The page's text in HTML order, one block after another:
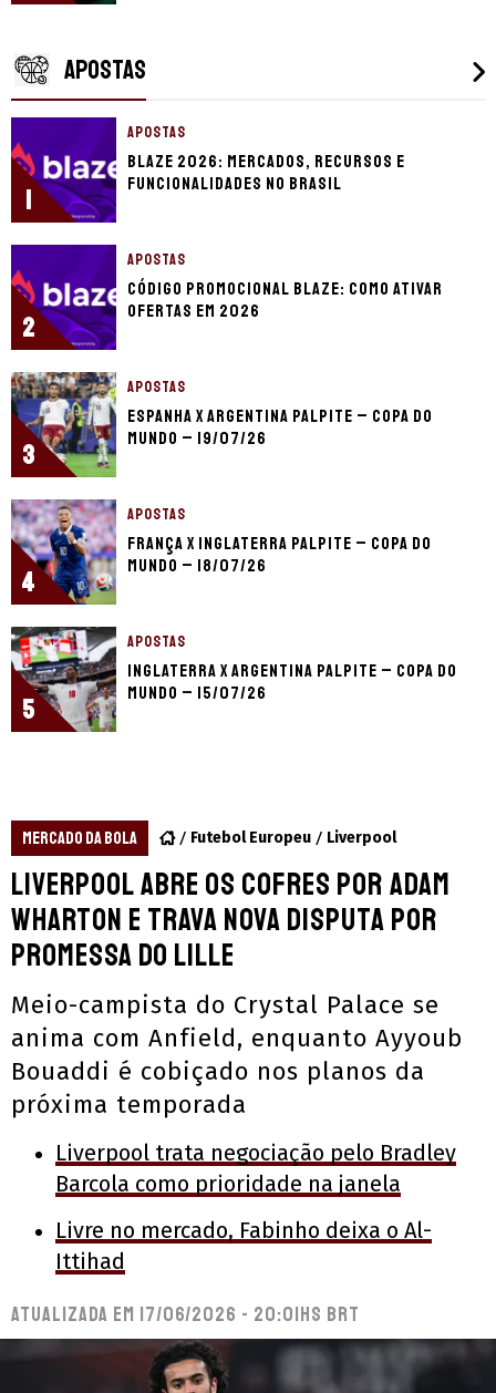
APOSTAS
1
APOSTAS
Blaze 2026: mercados, recursos e
funcionalidades no Brasil
2
APOSTAS
Código promocional Blaze: como ativar
ofertas em 2026
3
APOSTAS
Espanha x Argentina palpite – Copa do
Mundo – 19/07/26
4
APOSTAS
França x Inglaterra palpite – Copa do
Mundo – 18/07/26
5
APOSTAS
Inglaterra x Argentina palpite – Copa do
Mundo – 15/07/26
MERCADO DA BOLA Futebol Europeu Liverpool
Liverpool abre os cofres por Adam
Wharton e trava nova disputa por
promessa do Lille
Meio-campista do Crystal Palace se
anima com Anfield, enquanto Ayyoub
Bouaddi é cobiçado nos planos da
próxima temporada
Liverpool trata negociação pelo Bradley
Barcola como prioridade na janela
Livre no mercado, Fabinho deixa o Al-
Ittihad
Atualizada em 17/06/2026 - 20:01hs BRT